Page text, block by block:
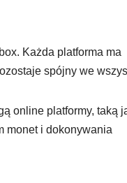
Każda platforma ma
spójny we
online platformy, taką
monet i dokonywania